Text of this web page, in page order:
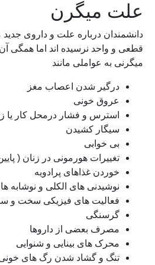
علت میگرن
دانشمندان درباره علت و داروی
قطعی و واحد نرسیده اند اما همگی آن
میگرنی به عواملی مانند
درگیر شدن اعصاب مغز
عروق خونی
استرس و فشار درمحل کار یا
سیگار کشیدن
بی خوابی
تغییرات هورمونی در زنان (
خوردن غذاهای پرادویه
نوشیدنی های الکلی و نوشابه
فعالیت های فیزیکی سخت و
گرسنگی
مصرف بعضی از داروها
محرک های بینایی و شنوایی
تنگ و گشاد شدن رگ های